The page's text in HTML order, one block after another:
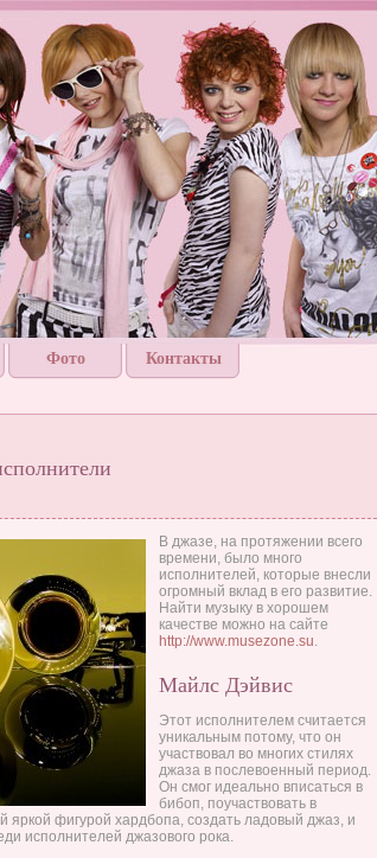
Фото Контакты
В джазе, на протяжении всего
времени, было много
исполнителей, которые внесли
огромный вклад в его развитие.
Найти музыку в хорошем
качестве можно на сайте
http://www.musezone.su.
Майлс Дэйвис
Этот исполнителем считается
уникальным потому, что он
участвовал во многих стилях
джаза в послевоенный период.
Он смог идеально вписаться в
бибоп, поучаствовать в
яркой фигурой хардбопа, создать ладовый джаз, и
исполнителей джазового рока.